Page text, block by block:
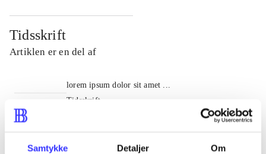
Samtykke Detaljer Om
Tidsskrift
Artiklen er en del af
lorem ipsum dolor sit amet ...
Tidsskrift
Artiklerne i